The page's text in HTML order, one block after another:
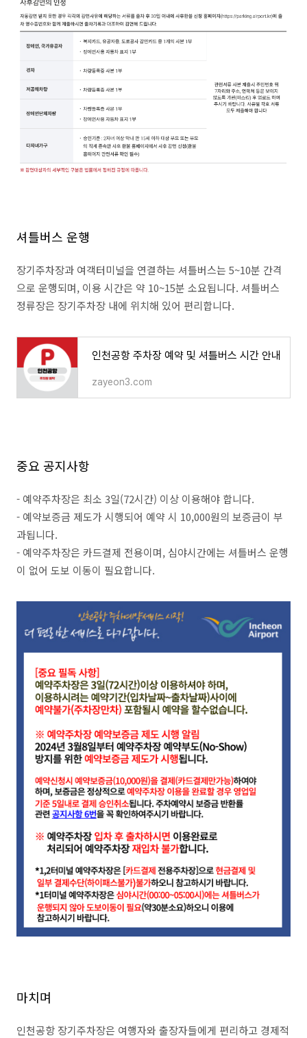
셔틀버스 운행
장기주차장과 여객터미널을 연결하는 셔틀버스는 5~10분 간격
으로 운행되며, 이용 시간은 약 10~15분 소요됩니다. 셔틀버스
정류장은 장기주차장 내에 위치해 있어 편리합니다.
인천공항 주차장 예약 및 셔틀버스 시간 안내
zayeon3.com
중요 공지사항
- 예약주차장은 최소 3일(72시간) 이상 이용해야 합니다.
- 예약보증금 제도가 시행되어 예약 시 10,000원의 보증금이 부
과됩니다.
- 예약주차장은 카드결제 전용이며, 심야시간에는 셔틀버스 운행
이 없어 도보 이동이 필요합니다.
마치며
인천공항 장기주차장은 여행자와 출장자들에게 편리하고 경제적